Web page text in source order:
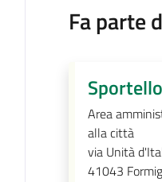
Fa parte
Area
alla città
via Unità
41043